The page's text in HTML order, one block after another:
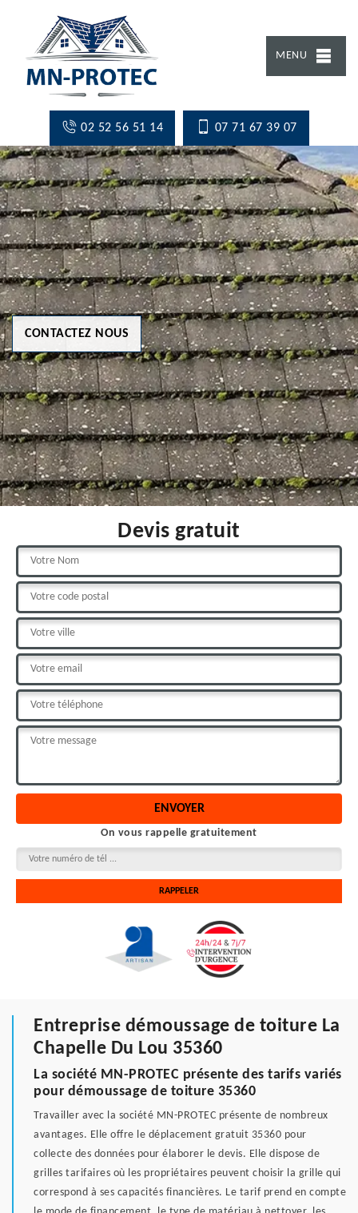
MENU
02 52 56 51 14 07 71 67 39 07
CONTACTEZ NOUS
Devis gratuit
On vous rappelle gratuitement
Entreprise démoussage de toiture La
Chapelle Du Lou 35360
La société MN-PROTEC présente des tarifs variés
pour démoussage de toiture 35360
Travailler avec la société MN-PROTEC présente de nombreux
avantages. Elle offre le déplacement gratuit 35360 pour
collecte des données pour élaborer le devis. Elle dispose de
grilles tarifaires où les propriétaires peuvent choisir la grille qui
correspond à ses capacités financières. Le tarif prend en compte